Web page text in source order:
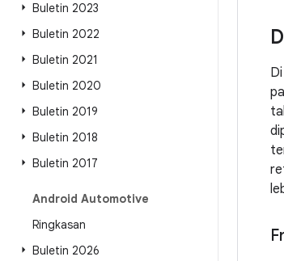
Buletin 2023
Buletin 2022
Buletin 2021
Buletin 2020
Buletin 2019
Buletin 2018
Buletin 2017
Android Automotive
Ringkasan
Buletin 2026